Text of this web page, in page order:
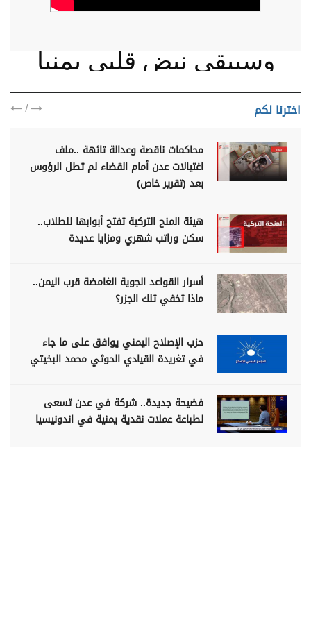
وسيبقى نبض قلبي يمنيا
اخترنا لكم /
محاكمات ناقصة وعدالة تائهة ..ملف
اغتيالات عدن أمام القضاء لم تطل الرؤوس
بعد (تقرير خاص)
هيئة المنح التركية تفتح أبوابها للطلاب..
سكن وراتب شهري ومزايا عديدة
أسرار القواعد الجوية الغامضة قرب اليمن..
ماذا تخفي تلك الجزر؟
حزب الإصلاح اليمني يوافق على ما جاء
في تغريدة القيادي الحوثي محمد البخيتي
فضيحة جديدة.. شركة في عدن تسعى
لطباعة عملات نقدية يمنية في اندونيسيا